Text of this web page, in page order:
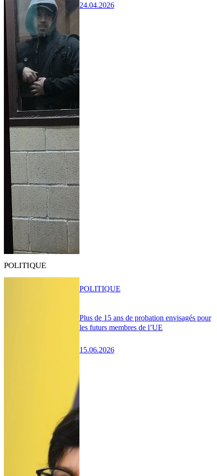
24.04.2026
POLITIQUE
Plus de 15 ans de probation envisagés pour
les futurs membres de l’UE
15.06.2026
POLITIQUE